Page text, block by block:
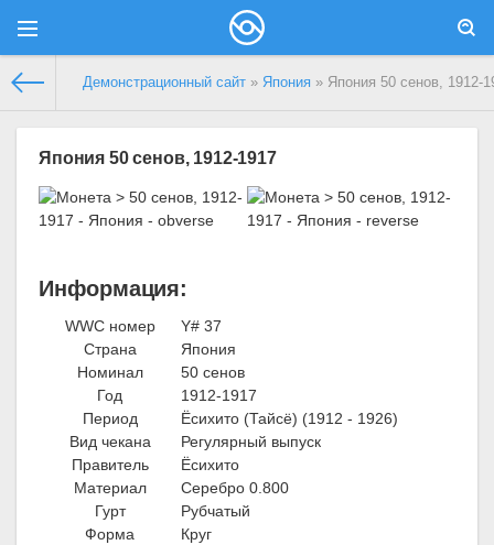
Демонстрационный сайт » Япония » Япония 50 сенов, 1912-
Япония 50 сенов, 1912-1917
Информация:
WWC номер
Y# 37
Страна
Япония
Номинал
50 сенов
Год
1912-1917
Период
Ёсихито (Тайсё) (1912 - 1926)
Вид чекана
Регулярный выпуск
Правитель
Ёсихито
Материал
Серебро 0.800
Гурт
Рубчатый
Форма
Круг